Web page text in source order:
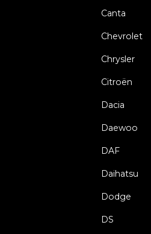
Canta
Chevrolet
Chrysler
Citroën
Dacia
Daewoo
DAF
Daihatsu
Dodge
DS